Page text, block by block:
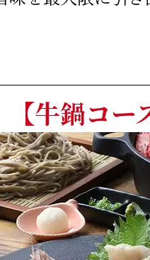
【牛鍋コー